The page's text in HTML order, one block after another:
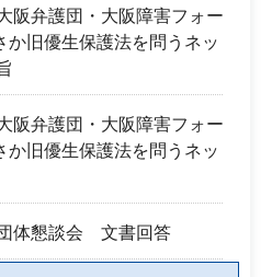
阪弁護団・大阪障害フォー
か旧優生保護法を問うネッ
阪弁護団・大阪障害フォー
か旧優生保護法を問うネッ
体懇談会 文書回答